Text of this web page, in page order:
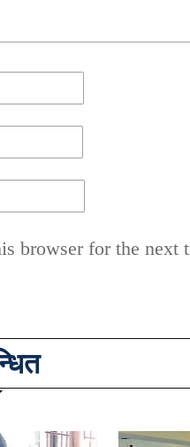
browser for the next